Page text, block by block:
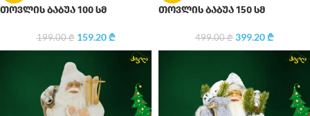
თოვლის ბაბუა 100 სმ
199.00₾ 159.20₾
თოვლის ბაბუა 150 სმ
499.00₾ 399.20₾